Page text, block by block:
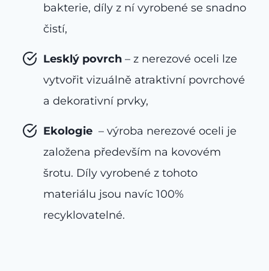
bakterie, díly z ní vyrobené se snadno
čistí,
Lesklý povrch – z nerezové oceli lze
vytvořit vizuálně atraktivní povrchové
a dekorativní prvky,
Ekologie – výroba nerezové oceli je
založena především na kovovém
šrotu. Díly vyrobené z tohoto
materiálu jsou navíc 100%
recyklovatelné.